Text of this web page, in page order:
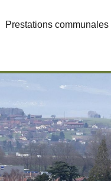
Prestations communales